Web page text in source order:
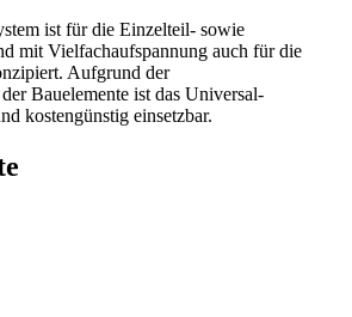
ist für die Einzelteil- sowie
mit Vielfachaufspannung auch für die
Aufgrund der
Bauelemente ist das Universal-
kostengünstig einsetzbar.